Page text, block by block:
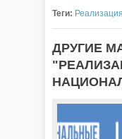
Теги:
ДРУГИЕ